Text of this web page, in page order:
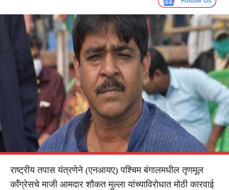
राष्ट्रीय तपास यंत्रणेने (एनआयए) पश्चिम बंगालमधील तृणमूल
काँग्रेसचे माजी आमदार शौकत मुल्ला यांच्याविरोधात मोठी कारवाई